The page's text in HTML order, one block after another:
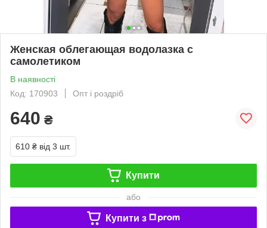
Женская облегающая водолазка с
самолетиком
В наявності
Код: 170903
Опт і роздріб
640 ₴
610 ₴ від 3 шт.
Купити
або
Купити з